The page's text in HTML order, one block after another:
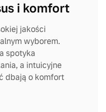
i komfort
jakości
wyborem.
spotyka
a intuicyjne
dbają o komfort